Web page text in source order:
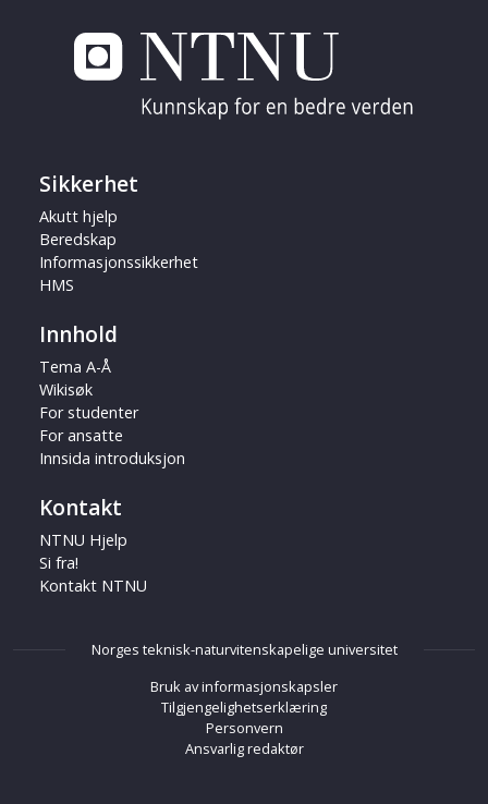
Sikkerhet
Akutt hjelp
Beredskap
Informasjonssikkerhet
HMS
Innhold
Tema A-Å
Wikisøk
For studenter
For ansatte
Innsida introduksjon
Kontakt
NTNU Hjelp
Si fra!
Kontakt NTNU
Norges teknisk-naturvitenskapelige universitet
Bruk av informasjonskapsler
Tilgjengelighetserklæring
Personvern
Ansvarlig redaktør